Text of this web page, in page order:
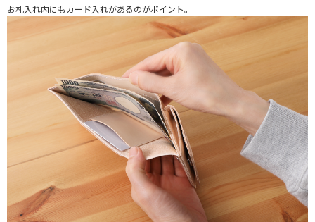
お札入れ内にもカード入れがあるのがポイント。